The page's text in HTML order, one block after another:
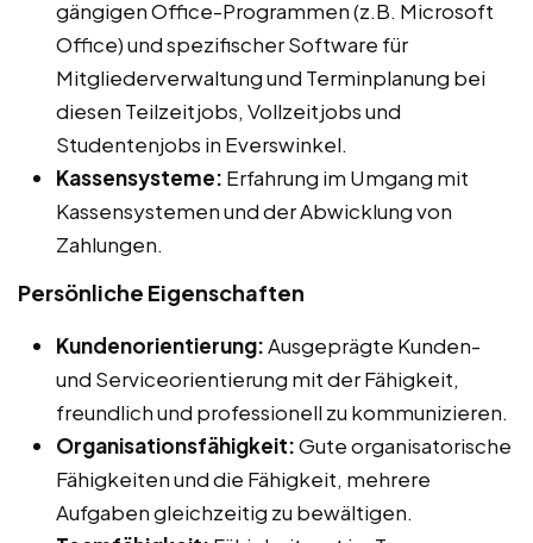
gängigen Office-Programmen (z.B. Microsoft
Office) und spezifischer Software für
Mitgliederverwaltung und Terminplanung bei
diesen Teilzeitjobs, Vollzeitjobs und
Studentenjobs in Everswinkel.
Kassensysteme: Erfahrung im Umgang mit
Kassensystemen und der Abwicklung von
Zahlungen.
Persönliche Eigenschaften
Kundenorientierung:Ausgeprägte Kunden-
und Serviceorientierung mit der Fähigkeit,
freundlich und professionell zu kommunizieren.
Organisationsfähigkeit:Gute organisatorische
Fähigkeiten und die Fähigkeit, mehrere
Aufgaben gleichzeitig zu bewältigen.